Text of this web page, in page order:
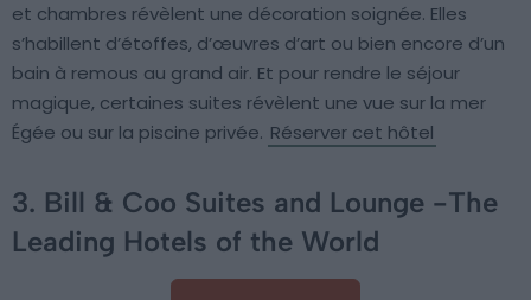
et chambres révèlent une décoration soignée. Elles
s’habillent d’étoffes, d’œuvres d’art ou bien encore d’un
bain à remous au grand air. Et pour rendre le séjour
magique, certaines suites révèlent une vue sur la mer
Égée ou sur la piscine privée. Réserver cet hôtel
3. Bill & Coo Suites and Lounge -The
Leading Hotels of the World